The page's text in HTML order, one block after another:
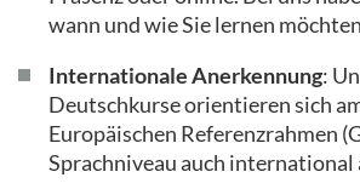
wann und wie Sie lernen
Internationale Anerkennung:
Deutschkurse orientieren sich
Europäischen Referenzrahmen
Sprachniveau auch international